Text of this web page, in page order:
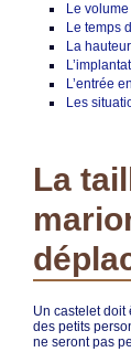
Le
Le temps
La
L’entrée
Les
La
Un castelet
des petits
ne seront pas